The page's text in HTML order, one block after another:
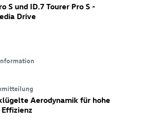
S und ID.7 Tourer Pro S -
Drive
Aerodynamik für hohe